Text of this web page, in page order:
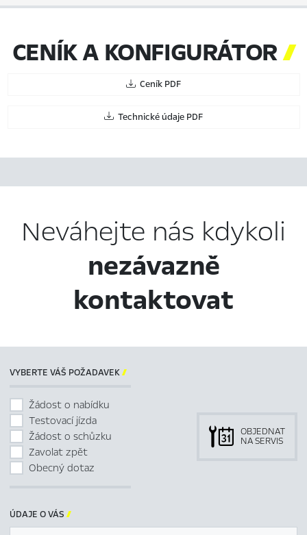
CENÍK A KONFIGURÁTOR
Ceník PDF
Technické údaje PDF
Neváhejte nás kdykoli
nezávazně
kontaktovat
VYBERTE VÁŠ POŽADAVEK
Žádost o nabídku
Testovací jízda
Žádost o schůzku
Zavolat zpět
Obecný dotaz
OBJEDNAT
NA SERVIS
ÚDAJE O VÁS 